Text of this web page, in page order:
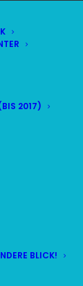
2017)
BLICK!
ICH